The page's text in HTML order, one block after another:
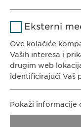
E-
Svrha
Trajanje 1 day
Eksterni
Ove kolačiće
Vaših interesa i
drugim web
identificirajući Vaš
Naziv
Pokaži informacije